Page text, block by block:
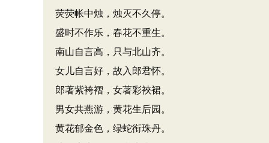
荧荧帐中烛，烛灭不久停。
盛时不作乐，春花不重生。
南山自言高，只与北山齐。
女儿自言好，故入郎君怀。
郎著紫袴褶，女著彩裌裙。
男女共燕游，黄花生后园。
黄花郁金色，绿蛇衔珠丹。